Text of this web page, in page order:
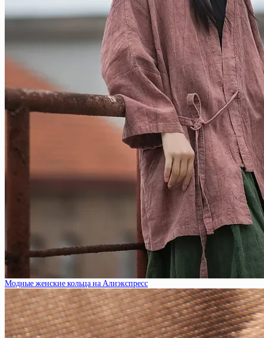
Модные женские кольца на Алиэкспресс